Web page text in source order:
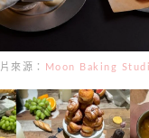
來源： Moon Baking